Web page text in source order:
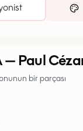
— Paul
bir parçası